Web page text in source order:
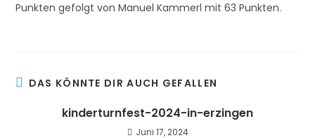
Punkten gefolgt von Manuel Kammerl mit 63 Punkten.
DAS KÖNNTE DIR AUCH GEFALLEN
kinderturnfest-2024-in-erzingen
Juni 17, 2024